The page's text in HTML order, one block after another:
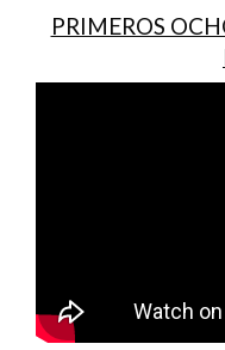
PRIMEROS